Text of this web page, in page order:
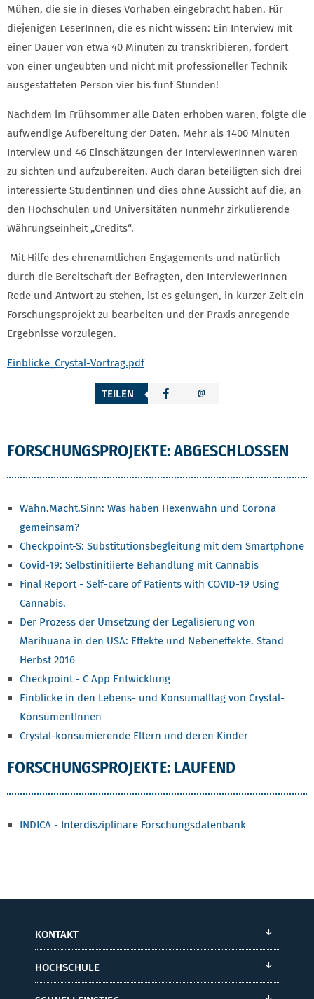
Mühen, die sie in dieses Vorhaben eingebracht haben. Für
diejenigen LeserInnen, die es nicht wissen: Ein Interview mit
einer Dauer von etwa 40 Minuten zu transkribieren, fordert
von einer ungeübten und nicht mit professioneller Technik
ausgestatteten Person vier bis fünf Stunden!
Nachdem im Frühsommer alle Daten erhoben waren, folgte die
aufwendige Aufbereitung der Daten. Mehr als 1400 Minuten
Interview und 46 Einschätzungen der InterviewerInnen waren
zu sichten und aufzubereiten. Auch daran beteiligten sich drei
interessierte Studentinnen und dies ohne Aussicht auf die, an
den Hochschulen und Universitäten nunmehr zirkulierende
Währungseinheit „Credits“.
Mit Hilfe des ehrenamtlichen Engagements und natürlich
durch die Bereitschaft der Befragten, den InterviewerInnen
Rede und Antwort zu stehen, ist es gelungen, in kurzer Zeit ein
Forschungsprojekt zu bearbeiten und der Praxis anregende
Ergebnisse vorzulegen.
Einblicke_Crystal-Vortrag.pdf
TEILEN
FORSCHUNGSPROJEKTE: ÜBERSICHT
FORSCHUNGSPROJEKTE: ABGESCHLOSSEN
Wahn.Macht.Sinn: Was haben Hexenwahn und Corona
gemeinsam?
Checkpoint-S: Substitutionsbegleitung mit dem Smartphone
Covid-19: Selbstinitiierte Behandlung mit Cannabis
Final Report - Self-care of Patients with COVID-19 Using
Cannabis.
Der Prozess der Umsetzung der Legalisierung von
Marihuana in den USA: Effekte und Nebeneffekte. Stand
Herbst 2016
Checkpoint - C App Entwicklung
Einblicke in den Lebens- und Konsumalltag von Crystal-
KonsumentInnen
Crystal-konsumierende Eltern und deren Kinder
FORSCHUNGSPROJEKTE: LAUFEND
INDICA - Interdisziplinäre Forschungsdatenbank
KONTAKT
HOCHSCHULE